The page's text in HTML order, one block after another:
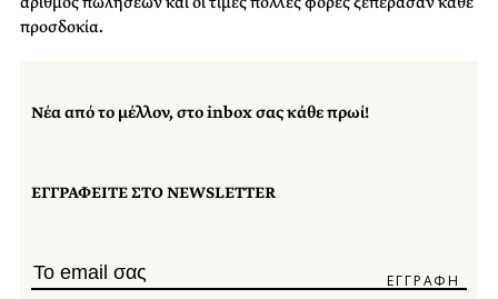
προσδοκία.
Νέα από το μέλλον, στο inbox σας κάθε πρωί!
ΕΓΓΡΑΦΕΙΤΕ ΣΤΟ NEWSLETTER